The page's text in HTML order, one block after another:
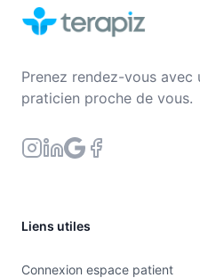
Prenez rendez-vous avec
praticien proche de vous.
Liens utiles
Connexion espace patient